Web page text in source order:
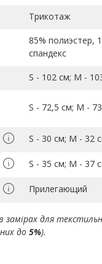
Трикотаж
85% полиэстер,
спандекс
S - 102 см; M -
S - 72,5 см; M -
S - 30 см; M - 32
S - 35 см; M - 37
Прилегающий
замірах для
до 5%).